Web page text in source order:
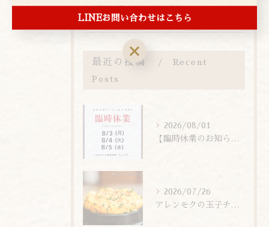
本物に会えるまち台東区
最近の投稿 Recent
Posts
2026/08/01
【臨時休業のお知らせ】
2026/07/26
アレンモクの玉子チムは、玉子を惜しまず6個分使用しています！
LINEお問い合わせはこちら